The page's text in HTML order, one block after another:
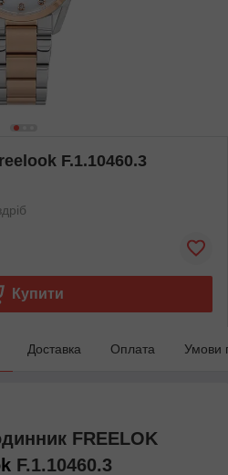
F.1.10460.3
Купити
Доставка Оплата Умови
FREELOK
F.1.10460.3